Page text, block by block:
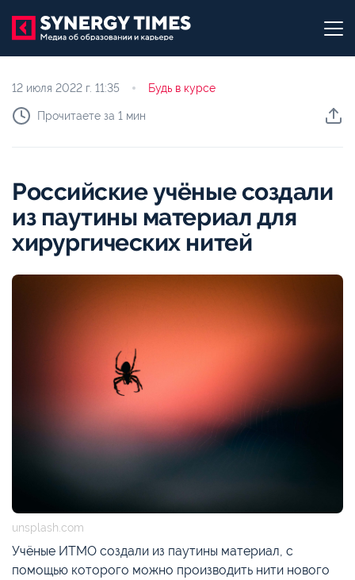
12 июля 2022 г. 11:35 Будь в курсе
Прочитаете за 1 мин
Российские учёные создали
из паутины материал для
хирургических нитей
unsplash.com
Учёные ИТМО создали из паутины материал, с
помощью которого можно производить нити нового